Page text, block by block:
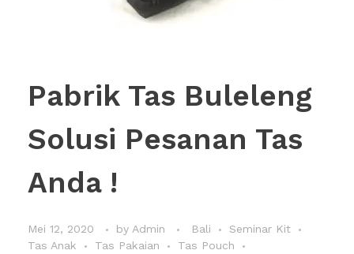
Pabrik Tas Buleleng
Solusi Pesanan Tas
Anda !
Mei 12, 2020 by Admin Bali
Seminar Kit
Tas Anak
Tas Pakaian
Tas Pouch